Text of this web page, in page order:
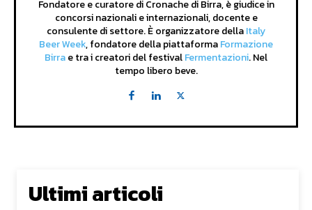
Fondatore e curatore di Cronache di Birra, è giudice in
concorsi nazionali e internazionali, docente e
consulente di settore. È organizzatore dellaItaly
Beer Week, fondatore della piattaformaFormazione
Birrae tra i creatori del festivalFermentazioni. Nel
tempo libero beve.
Ultimi articoli